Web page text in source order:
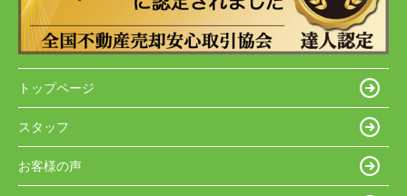
トップページ
スタッフ
お客様の声